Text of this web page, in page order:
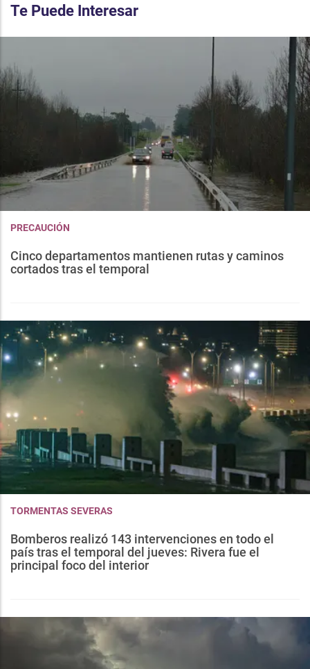
Te Puede Interesar
PRECAUCIÓN
Cinco departamentos mantienen rutas y caminos
cortados tras el temporal
TORMENTAS SEVERAS
Bomberos realizó 143 intervenciones en todo el
país tras el temporal del jueves: Rivera fue el
principal foco del interior